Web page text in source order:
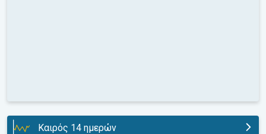
Καιρός 14 ημερών